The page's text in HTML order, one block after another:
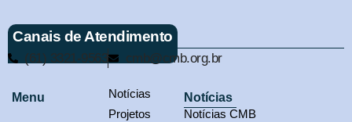
Canais de Atendimento
(61) 3321-9563 cmb@cmb.org.br
Menu
Notícias
Projetos
Notícias
Notícias CMB